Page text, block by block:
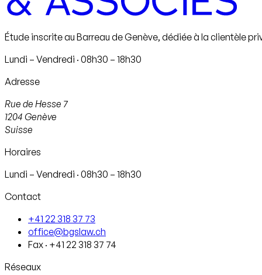
Étude inscrite au Barreau de Genève, dédiée à la clientèle
Lundi – Vendredi · 08h30 – 18h30
Adresse
Rue de Hesse 7
1204 Genève
Suisse
Horaires
Lundi – Vendredi · 08h30 – 18h30
Contact
+41 22 318 37 73
office@bgslaw.ch
Fax · +41 22 318 37 74
Réseaux